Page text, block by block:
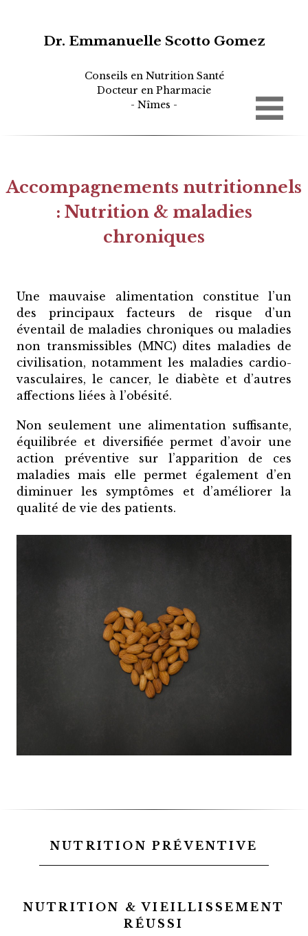
Dr. Emmanuelle Scotto Gomez
Conseils en Nutrition Santé
Docteur en Pharmacie
- Nîmes -
Accompagnements nutritionnels
: Nutrition & maladies
chroniques
Une mauvaise alimentation constitue l’un
des principaux facteurs de risque d’un
éventail de maladies chroniques ou maladies
non transmissibles (MNC) dites maladies de
civilisation, notamment les maladies cardio-
vasculaires, le cancer, le diabète et d’autres
affections liées à l’obésité.
Non seulement une alimentation suffisante,
équilibrée et diversifiée permet d’avoir une
action préventive sur l’apparition de ces
maladies mais elle permet également d’en
diminuer les symptômes et d’améliorer la
qualité de vie des patients.
NUTRITION PRÉVENTIVE
NUTRITION & VIEILLISSEMENT
RÉUSSI